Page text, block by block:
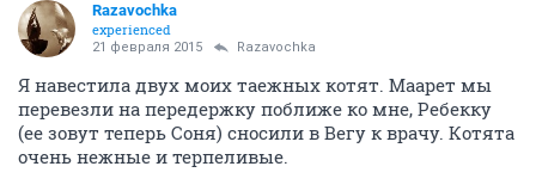
Razavochka
experienced
21 февраля 2015 Razavochka
Я навестила двух моих таежных котят. Маарет мы
перевезли на передержку поближе ко мне, Ребекку
(ее зовут теперь Соня) сносили в Вегу к врачу. Котята
очень нежные и терпеливые.